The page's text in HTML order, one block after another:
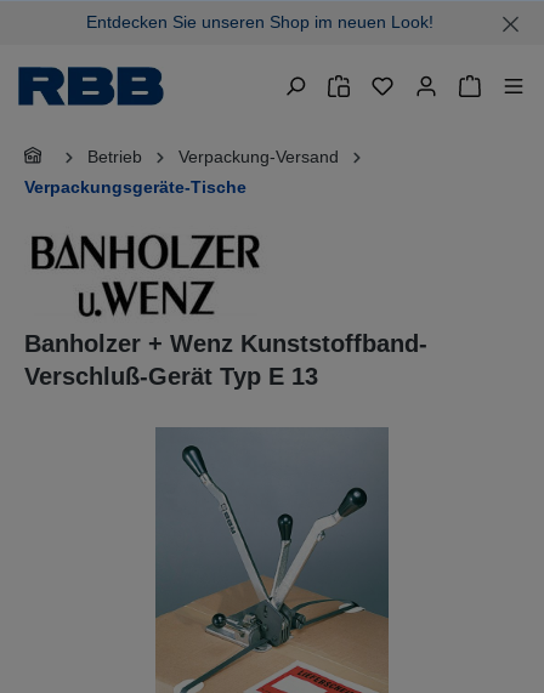
springenEntdecken Sie unseren Shop im neuen Look!
Betrieb
Verpackung-Versand
Verpackungsgeräte-Tische
Banholzer + Wenz Kunststoffband-
Verschluß-Gerät Typ E 13